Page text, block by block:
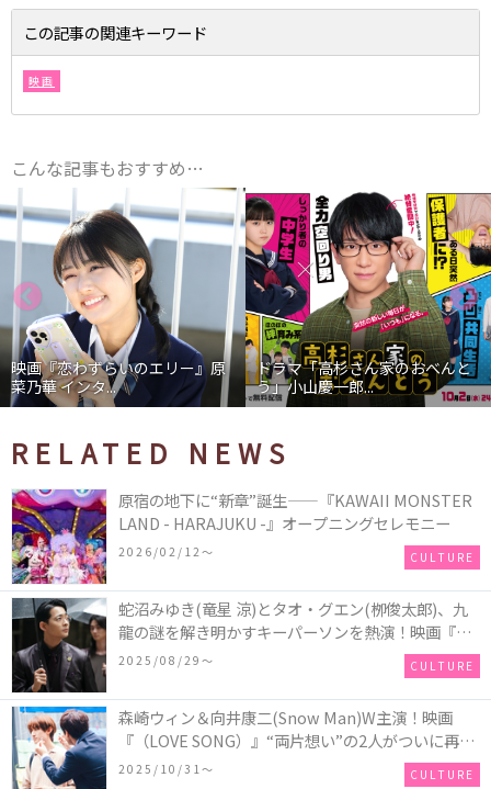
この記事の関連キーワード
映画
こんな記事もおすすめ…
映画『恋わずらいのエリー』原
菜乃華 インタ...
ドラマ「高杉さん家のおべんと
う」小山慶一郎...
RELATED NEWS
原宿の地下に“新章”誕生――『KAWAII MONSTER
LAND - HARAJUKU -』オープニングセレモニー
2026/02/12〜 CULTURE
蛇沼みゆき(⻯星 涼)とタオ・グエン(栁俊太郎)、九
⿓の謎を解き明かすキーパーソンを熱演！映画『九
⿓ジェネリックロマンス』初場⾯カットを解禁！
2025/08/29〜 CULTURE
森崎ウィン＆向井康二(Snow Man)W主演！映画
『（LOVE SONG）』“両片想い”の2人がついに再
会！ソウタとカイ、切なさと希望が交錯する運命の
2025/10/31〜 CULTURE